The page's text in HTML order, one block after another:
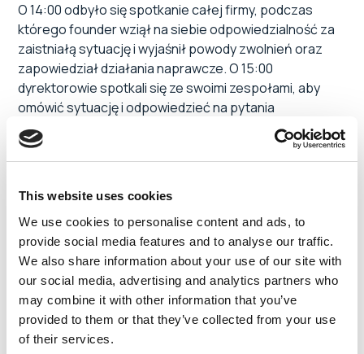
This website uses cookies
We use cookies to personalise content and ads, to
provide social media features and to analyse our traffic.
We also share information about your use of our site with
our social media, advertising and analytics partners who
may combine it with other information that you’ve
provided to them or that they’ve collected from your use
of their services.
O 14:00 odbyło się spotkanie całej firmy, podczas
którego founder wziął na siebie odpowiedzialność za
zaistniałą sytuację i wyjaśnił powody zwolnień oraz
zapowiedział działania naprawcze. O 15:00
dyrektorowie spotkali się ze swoimi zespołami, aby
omówić sytuację i odpowiedzieć na pytania
pracowników – wyjaśnia Head of Interim Change
Management.
Etap trzeci: komunikacja
po zwolnieniach
Dzięki współpracy z HR Hints Klient był świadomy tego,
że zaopiekowanie się pracownikami pozostającymi w
firmie jest równie istotne, jak odpowiednie rozstanie
się ze zwalnianymi pracownikami. Dlatego
szczegółowo opracowana została także komunikacja